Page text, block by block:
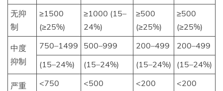
无抑
制
≥1500
(≥25%)
≥1000 (15–
24%)
≥500
(≥25%)
≥500
(≥25%)
中度
抑制
750–1499 500–999 200–499
200–499
(15–24%)
(15–24%) (15–24%) (15–24%)
严重
<750 <500 <200
<200